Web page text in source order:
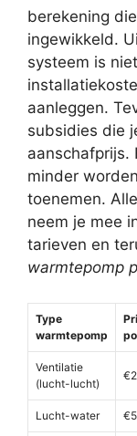
berekening
ingewikkeld.
systeem is
aanleggen.
subsidies die
aanschafprijs.
minder
toenemen.
neem je mee
tarieven en
warmtepomp
Type
warmtepomp
Ventilatie
(lucht-lucht)
Lucht-water